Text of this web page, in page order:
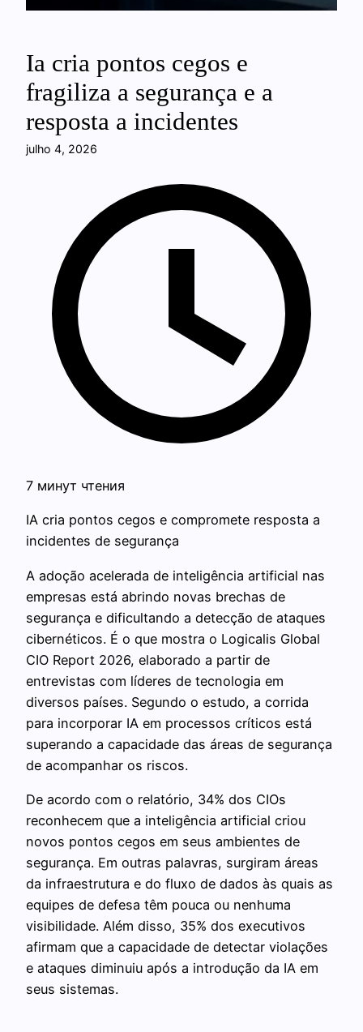
Ia cria pontos cegos e
fragiliza a segurança e a
resposta a incidentes
julho 4, 2026
7 минут чтения
IA cria pontos cegos e compromete resposta a
incidentes de segurança
A adoção acelerada de inteligência artificial nas
empresas está abrindo novas brechas de
segurança e dificultando a detecção de ataques
cibernéticos. É o que mostra o Logicalis Global
CIO Report 2026, elaborado a partir de
entrevistas com líderes de tecnologia em
diversos países. Segundo o estudo, a corrida
para incorporar IA em processos críticos está
superando a capacidade das áreas de segurança
de acompanhar os riscos.
De acordo com o relatório, 34% dos CIOs
reconhecem que a inteligência artificial criou
novos pontos cegos em seus ambientes de
segurança. Em outras palavras, surgiram áreas
da infraestrutura e do fluxo de dados às quais as
equipes de defesa têm pouca ou nenhuma
visibilidade. Além disso, 35% dos executivos
afirmam que a capacidade de detectar violações
e ataques diminuiu após a introdução da IA em
seus sistemas.